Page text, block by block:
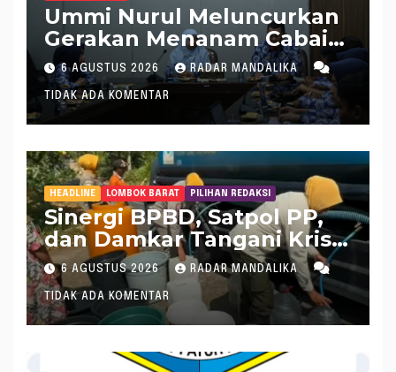
Ummi Nurul Meluncurkan
Gerakan Menanam Cabai
Tangani Inflasi
6 AGUSTUS 2026 RADAR MANDALIKA
TIDAK ADA KOMENTAR
HEADLINE LOMBOK BARAT PILIHAN REDAKSI
Sinergi BPBD, Satpol PP,
dan Damkar Tangani Krisis
Air Bersih di Lobar
6 AGUSTUS 2026 RADAR MANDALIKA
TIDAK ADA KOMENTAR